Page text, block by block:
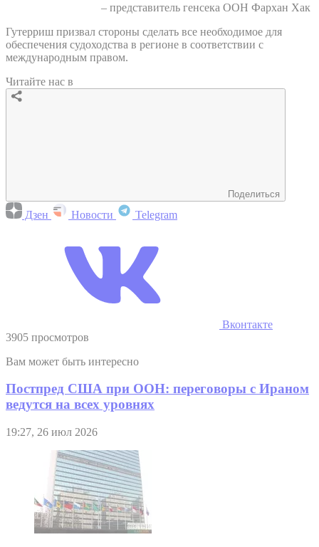
– представитель генсека ООН Фархан Хак
Гутерриш призвал стороны сделать все необходимое для
обеспечения судоходства в регионе в соответствии с
международным правом.
Читайте нас в
Поделиться
Дзен Новости Telegram
Вконтакте
3905 просмотров
Вам может быть интересно
Постпред США при ООН: переговоры с Ираном
ведутся на всех уровнях
19:27, 26 июл 2026